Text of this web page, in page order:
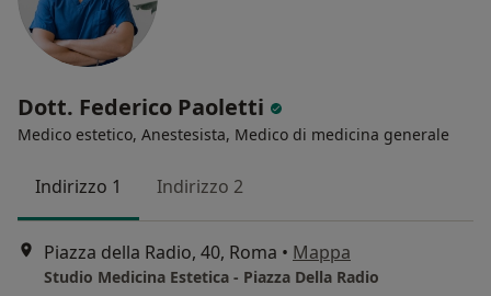
Dott. Federico Paoletti
Medico estetico, Anestesista, Medico di medicina generale
Indirizzo 1 Indirizzo 2
Piazza della Radio, 40, Roma • Mappa
Studio Medicina Estetica - Piazza Della Radio